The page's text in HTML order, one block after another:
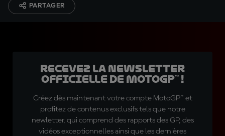
PARTAGER
Recevez la Newsletter
officielle de MotoGP™ !
Créez dès maintenant votre compte MotoGP™ et
profitez de contenus exclusifs tels que notre
newletter, qui comprend des rapports des GP, des
vidéos exceptionnelles ainsi que les dernières